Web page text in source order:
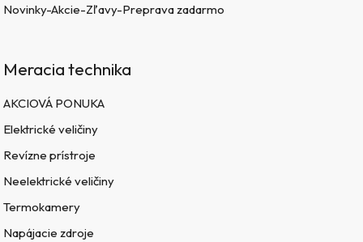
Novinky-Akcie-Zľavy-Preprava zadarmo
Meracia technika
AKCIOVÁ PONUKA
Elektrické veličiny
Revízne prístroje
Neelektrické veličiny
Termokamery
Napájacie zdroje